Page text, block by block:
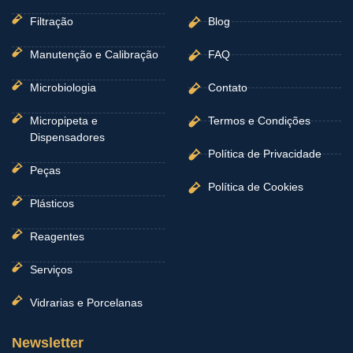
Filtração
Manutenção e Calibração
Microbiologia
Micropipeta e
Dispensadores
Peças
Plásticos
Reagentes
Serviços
Vidrarias e Porcelanas
Blog
FAQ
Contato
Termos e Condições
Política de Privacidade
Política de Cookies
Newsletter